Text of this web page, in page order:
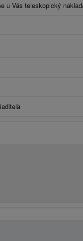
u Vás teleskopický